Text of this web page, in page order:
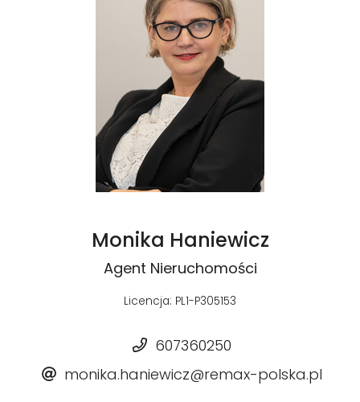
Monika Haniewicz
Agent Nieruchomości
Licencja: PL1-P305153
607360250
monika.haniewicz@remax-polska.pl